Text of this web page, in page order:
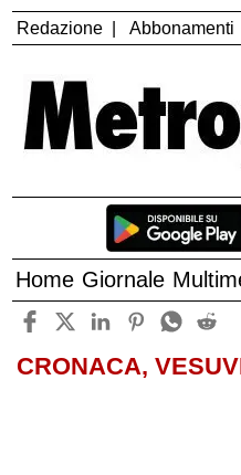
Redazione Abbonamenti
Home Giornale
CRONACA,